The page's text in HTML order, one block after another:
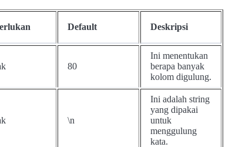
Default Deskripsi
80
Ini menentukan
berapa banyak
kolom digulung.
\n
Ini adalah string
yang dipakai
untuk
menggulung
kata.